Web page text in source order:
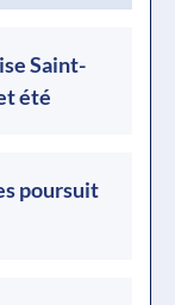
Saint-
été
poursuit